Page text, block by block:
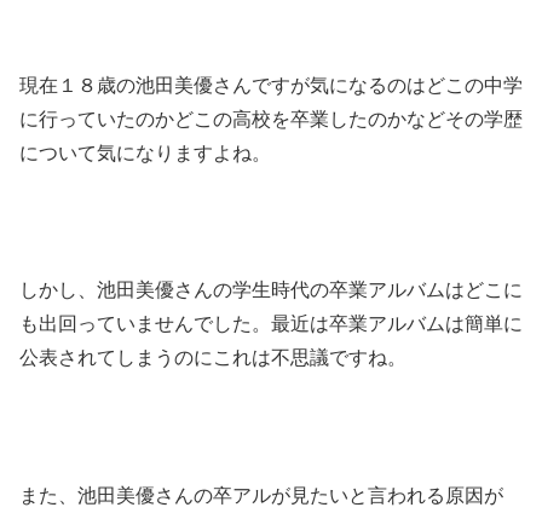
現在１８歳の池田美優さんですが気になるのはどこの中学
に行っていたのかどこの高校を卒業したのかなどその学歴
について気になりますよね。
しかし、池田美優さんの学生時代の卒業アルバムはどこに
も出回っていませんでした。最近は卒業アルバムは簡単に
公表されてしまうのにこれは不思議ですね。
また、池田美優さんの卒アルが見たいと言われる原因が